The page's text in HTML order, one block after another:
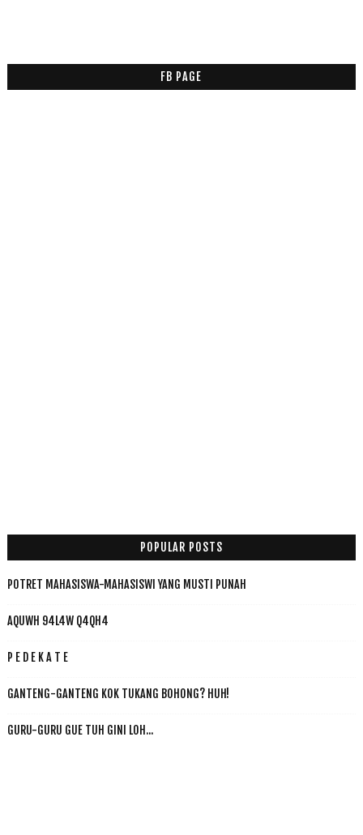
FB PAGE
POPULAR POSTS
POTRET MAHASISWA-MAHASISWI YANG MUSTI PUNAH
AQUWH 94L4W Q4QH4
P E D E K A T E
GANTENG-GANTENG KOK TUKANG BOHONG? HUH!
GURU-GURU GUE TUH GINI LOH...